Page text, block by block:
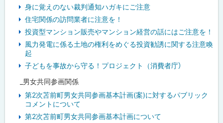
身に覚えのない裁判通知ハガキにご注意
住宅関係の訪問業者に注意を！
投資型マンション販売やマンション経営の話にはご注意を！
風力発電に係る土地の権利をめぐる投資勧誘に関する注意喚
起
子どもを事故から守る！プロジェクト（消費者庁）
_男女共同参画関係
第2次苫前町男女共同参画基本計画(案)に対するパブリック
コメントについて
第2次苫前町男女共同参画基本計画について